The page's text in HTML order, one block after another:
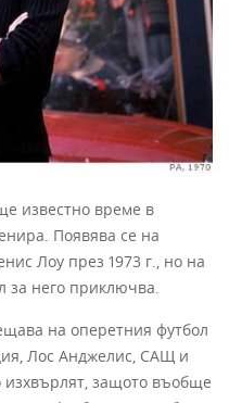
известно време в
Появява се на
Лоу през 1973 г., но на
за него приключва.
на оперетния футбол
Лос Анджелис, САЩ и
изхвърлят, защото въобще